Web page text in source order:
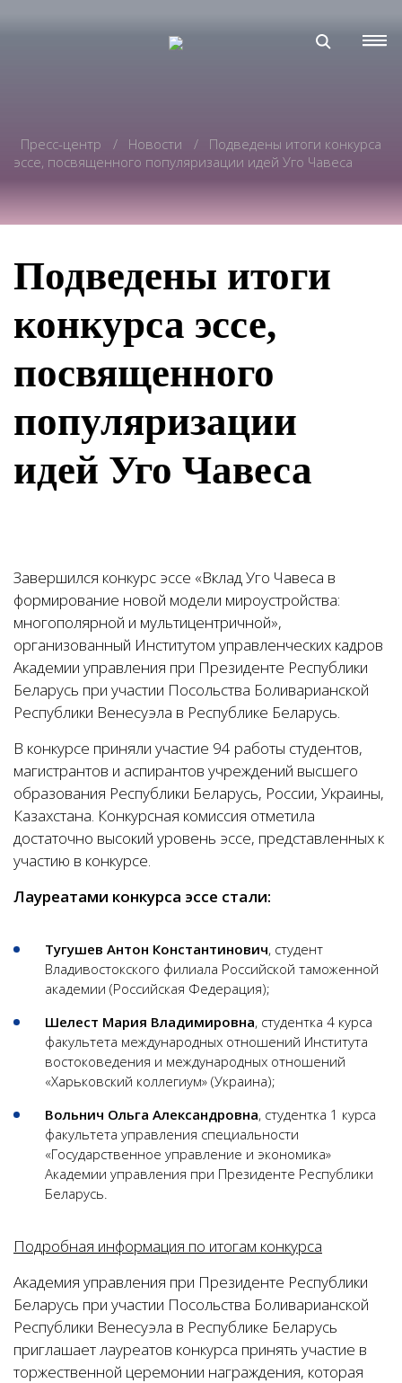
Пресс-центр Новости
Подведены итоги конкурса
эссе, посвященного популяризации идей Уго Чавеса
Подведены итоги
конкурса эссе,
посвященного
популяризации
идей Уго Чавеса
Завершился конкурс эссе «Вклад Уго Чавеса в
формирование новой модели мироустройства:
многополярной и мультицентричной»,
организованный Институтом управленческих кадров
Академии управления при Президенте Республики
Беларусь при участии Посольства Боливарианской
Республики Венесуэла в Республике Беларусь.
В конкурсе приняли участие 94 работы студентов,
магистрантов и аспирантов учреждений высшего
образования Республики Беларусь, России, Украины,
Казахстана. Конкурсная комиссия отметила
достаточно высокий уровень эссе, представленных к
участию в конкурсе.
Лауреатами конкурса эссе стали:
Тугушев Антон Константинович, студент
Владивостокского филиала Российской таможенной
академии (Российская Федерация);
Шелест Мария Владимировна, студентка 4 курса
факультета международных отношений Института
востоковедения и международных отношений
«Харьковский коллегиум» (Украина);
Вольнич Ольга Александровна, студентка 1 курса
факультета управления специальности
«Государственное управление и экономика»
Академии управления при Президенте Республики
Беларусь.
Подробная информация по итогам конкурса
Академия управления при Президенте Республики
Беларусь при участии Посольства Боливарианской
Республики Венесуэла в Республике Беларусь
приглашает лауреатов конкурса принять участие в
торжественной церемонии награждения, которая